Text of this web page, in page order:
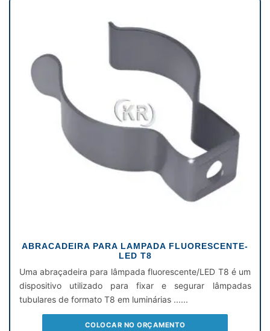
ABRACADEIRA PARA LAMPADA FLUORESCENTE-
LED T8
Uma abraçadeira para lâmpada fluorescente/LED T8 é um
dispositivo utilizado para fixar e segurar lâmpadas
tubulares de formato T8 em luminárias ......
COLOCAR NO ORÇAMENTO